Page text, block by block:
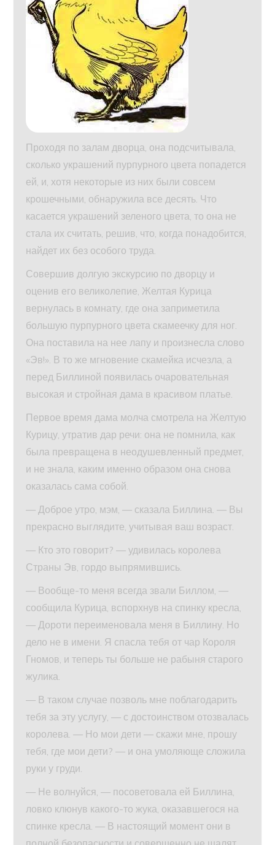
Проходя по залам дворца, она подсчитывала,
сколько украшений пурпурного цвета попадется
ей, и, хотя некоторые из них были совсем
крошечными, обнаружила все десять. Что
касается украшений зеленого цвета, то она не
стала их считать, решив, что, когда понадобится,
найдет их без особого труда.
Совершив долгую экскурсию по дворцу и
оценив его великолепие, Желтая Курица
вернулась в комнату, где она заприметила
большую пурпурного цвета скамеечку для ног.
Она поставила на нее лапу и произнесла слово
«Эв!». В то же мгновение скамейка исчезла, а
перед Биллиной появилась очаровательная
высокая и стройная дама в красивом платье.
Первое время дама молча смотрела на Желтую
Курицу, утратив дар речи: она не помнила, как
была превращена в неодушевленный предмет,
и не знала, каким именно образом она снова
оказалась сама собой.
— Доброе утро, мэм, — сказала Биллина. — Вы
прекрасно выглядите, учитывая ваш возраст.
— Кто это говорит? — удивилась королева
Страны Эв, гордо выпрямившись.
— Вообще-то меня всегда звали Биллом, —
сообщила Курица, вспорхнув на спинку кресла,
— Дороти переименовала меня в Биллину. Но
дело не в имени. Я спасла тебя от чар Короля
Гномов, и теперь ты больше не рабыня старого
жулика.
— В таком случае позволь мне поблагодарить
тебя за эту услугу, — с достоинством отозвалась
королева. — Но мои дети — скажи мне, прошу
тебя, где мои дети? — и она умоляюще сложила
руки у груди.
— Не волнуйся, — посоветовала ей Биллина,
ловко клюнув какого-то жука, оказавшегося на
спинке кресла. — В настоящий момент они в